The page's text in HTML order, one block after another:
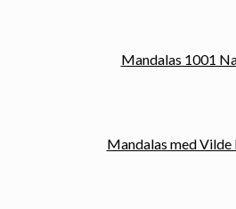
Mandalas 1001
Mandalas med Vilde